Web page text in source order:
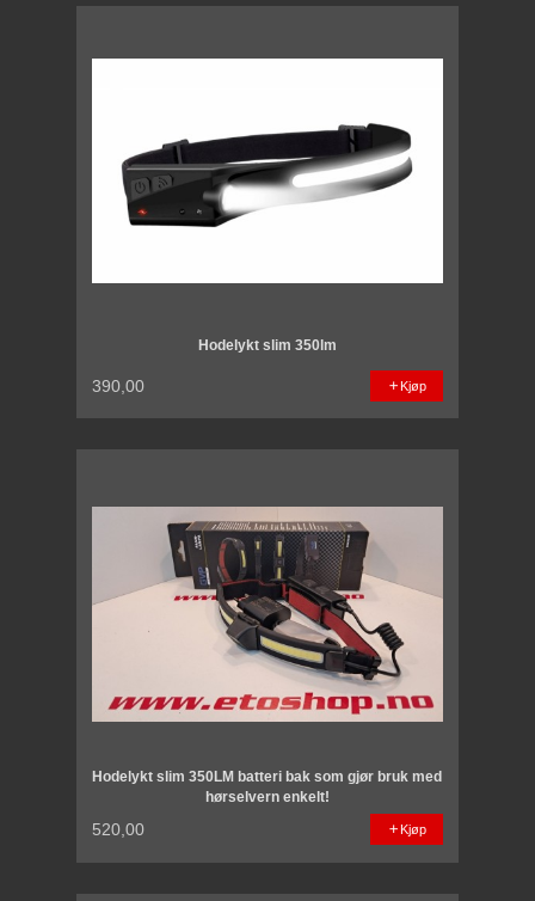
Hodelykt slim 350lm
390,00 Kjøp
Hodelykt slim 350LM batteri bak som gjør bruk med
hørselvern enkelt!
520,00 Kjøp